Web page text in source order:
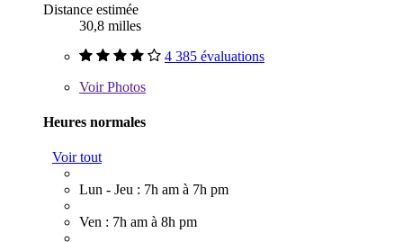
Distance estimée
30,8 milles
4 385 évaluations
VoirPhotos
Heures normales
Voir tout
Lun - Jeu : 7h am à 7h pm
Ven : 7h am à 8h pm